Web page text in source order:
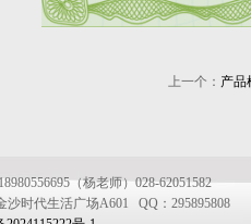
上一个： 产品
（杨老师）028-62051582
时代生活广场A601 QQ：295895808